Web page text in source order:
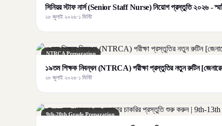
সিনিয়র স্টাফ নার্স (Senior Staff Nurse) নিয়োগ প্রস্তুতি ২০২৬ - স্মার্ট
২৮ জুলাই ২০২৬·১ মিনিট
NTRCA Preparation
১৯তম শিক্ষক নিবন্ধন (NTRCA) পরীক্ষা প্রস্তুতির নতুন রুটিন
২৮ জুলাই ২০২৬·১ মিনিট
9th-20th Grade Preparation